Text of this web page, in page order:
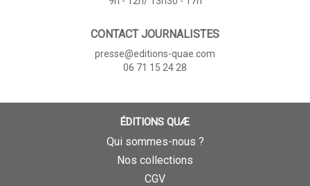
CONTACT JOURNALISTES
presse@editions-quae.com
06 71 15 24 28
ÉDITIONS QUÆ
Qui sommes-nous ?
Nos collections
CGV